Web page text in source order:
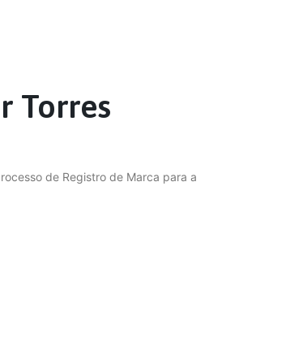
Torres
de Registro de Marca para a